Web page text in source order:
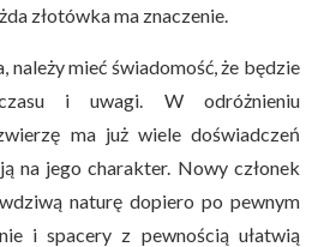
złotówka ma znaczenie.
należy mieć świadomość, że będzie
i uwagi. W odróżnieniu
ma już wiele doświadczeń
na jego charakter. Nowy członek
naturę dopiero po pewnym
i spacery z pewnością ułatwią